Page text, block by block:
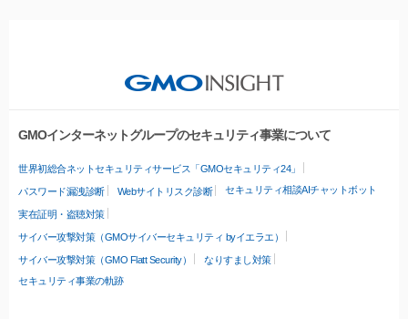
GMOインターネットグループのセキュリティ事業について
世界初総合ネットセキュリティサービス「GMOセキュリティ24」
パスワード漏洩診断 Webサイトリスク診断 セキュリティ相談AIチャットボット
実在証明・盗聴対策
サイバー攻撃対策（GMOサイバーセキュリティ byイエラエ）
サイバー攻撃対策（GMO Flatt Security）
なりすまし対策
セキュリティ事業の軌跡